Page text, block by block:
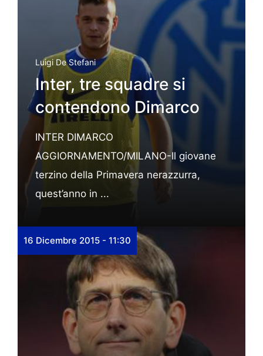
Luigi De Stefani
Inter, tre squadre si
contendono Dimarco
INTER DIMARCO
AGGIORNAMENTO/MILANO-Il giovane
terzino della Primavera nerazzurra,
quest’anno in ...
16 Dicembre 2015 - 11:30